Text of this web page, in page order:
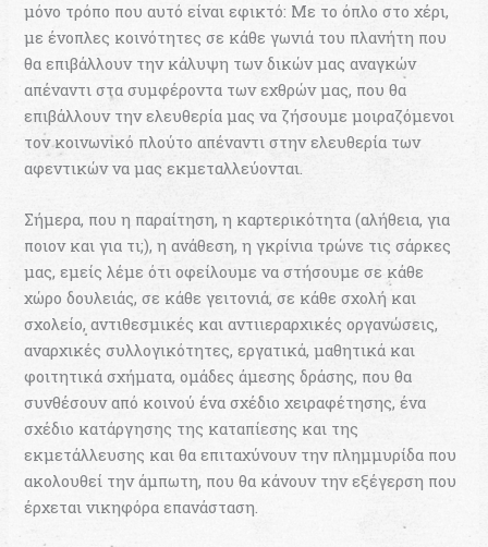
μόνο τρόπο που αυτό είναι εφικτό: Με το όπλο στο χέρι,
με ένοπλες κοινότητες σε κάθε γωνιά του πλανήτη που
θα επιβάλλουν την κάλυψη των δικών μας αναγκών
απέναντι στα συμφέροντα των εχθρών μας, που θα
επιβάλλουν την ελευθερία μας να ζήσουμε μοιραζόμενοι
τον κοινωνικό πλούτο απέναντι στην ελευθερία των
αφεντικών να μας εκμεταλλεύονται.
Σήμερα, που η παραίτηση, η καρτερικότητα (αλήθεια, για
ποιον και για τι;), η ανάθεση, η γκρίνια τρώνε τις σάρκες
μας, εμείς λέμε ότι οφείλουμε να στήσουμε σε κάθε
χώρο δουλειάς, σε κάθε γειτονιά, σε κάθε σχολή και
σχολείο, αντιθεσμικές και αντιιεραρχικές οργανώσεις,
αναρχικές συλλογικότητες, εργατικά, μαθητικά και
φοιτητικά σχήματα, ομάδες άμεσης δράσης, που θα
συνθέσουν από κοινού ένα σχέδιο χειραφέτησης, ένα
σχέδιο κατάργησης της καταπίεσης και της
εκμετάλλευσης και θα επιταχύνουν την πλημμυρίδα που
ακολουθεί την άμπωτη, που θα κάνουν την εξέγερση που
έρχεται νικηφόρα επανάσταση.